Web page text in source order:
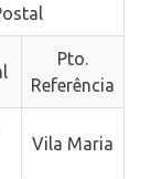
Pto.
Referência
Vila Maria